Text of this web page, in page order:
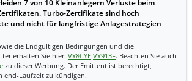
7 von 10 Kleinanlegern Verluste beim
Turbo-Zertifikate sind hoch
und nicht für langfristige Anlagestrategien
die Endgültigen Bedingungen und die
erhalten Sie hier: VY8CYE VY913F. Beachten Sie auch
zu dieser Werbung. Der Emittent ist berechtigt,
end-Laufzeit zu kündigen.